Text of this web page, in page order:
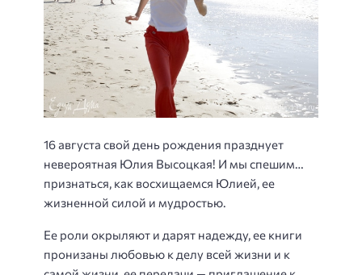
16 августа свой день рождения празднует
невероятная Юлия Высоцкая! И мы спешим…
признаться, как восхищаемся Юлией, ее
жизненной силой и мудростью.
Ее роли окрыляют и дарят надежду, ее книги
пронизаны любовью к делу всей жизни и к